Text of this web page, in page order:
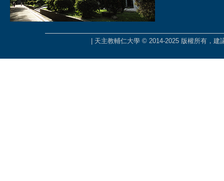
| 天主教輔仁大學 © 2014-2025 版權所有，